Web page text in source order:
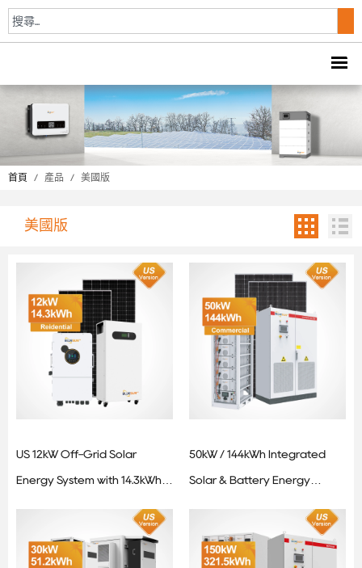
首頁 / 產品 / 美國版
美國版
US 12kW Off-Grid Solar
Energy System with 14.3kWh
50kW / 144kWh Integrated
Solar & Battery Energy